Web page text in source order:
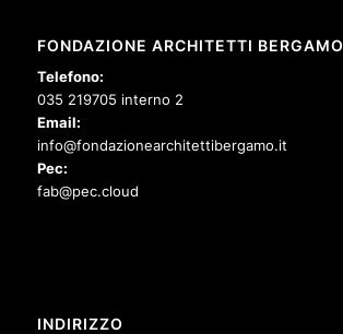
FONDAZIONE ARCHITETTI BERGAMO
Telefono:
035 219705 interno 2
Email:
info@fondazionearchitettibergamo.it
Pec:
fab@pec.cloud
INDIRIZZO